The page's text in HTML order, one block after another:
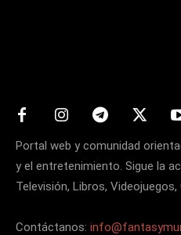
Portal web y comunidad
y el entretenimiento. Sigue la
Televisión, Libros, Videojuegos,
Contáctanos: